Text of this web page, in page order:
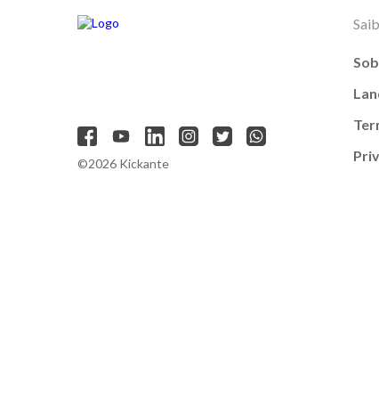
©2026 Kickante